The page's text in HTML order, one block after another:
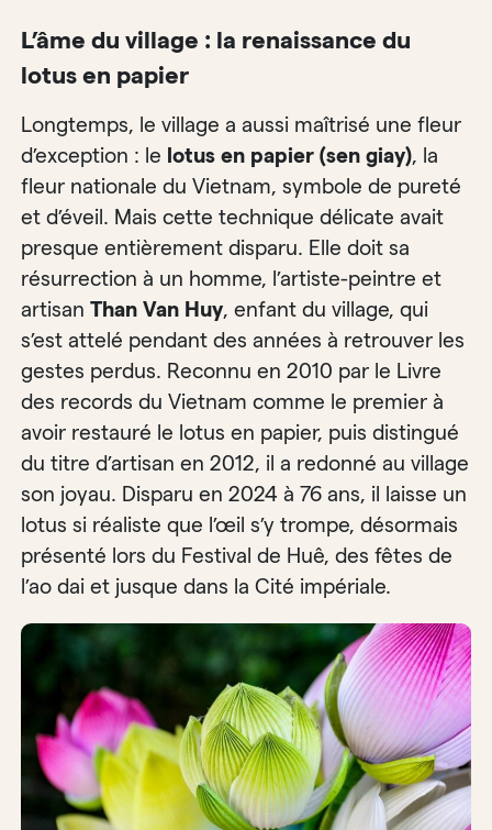
L’âme du village : la renaissance du
lotus en papier
Longtemps, le village a aussi maîtrisé une fleur
d’exception : le lotus en papier (sen giay), la
fleur nationale du Vietnam, symbole de pureté
et d’éveil. Mais cette technique délicate avait
presque entièrement disparu. Elle doit sa
résurrection à un homme, l’artiste-peintre et
artisanThan Van Huy, enfant du village, qui
s’est attelé pendant des années à retrouver les
gestes perdus. Reconnu en 2010 par le Livre
des records du Vietnam comme le premier à
avoir restauré le lotus en papier, puis distingué
du titre d’artisan en 2012, il a redonné au village
son joyau. Disparu en 2024 à 76 ans, il laisse un
lotus si réaliste que l’œil s’y trompe, désormais
présenté lors du Festival de Huê, des fêtes de
l’ao dai et jusque dans la Cité impériale.